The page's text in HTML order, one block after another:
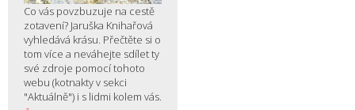
Co vás povzbuzuje na cestě
zotavení? Jaruška Knihařová
vyhledává krásu. Přečtěte si o
tom více a neváhejte sdílet ty
své zdroje pomocí tohoto
webu (kotnakty v sekci
"Aktuálně") i s lidmi kolem vás.